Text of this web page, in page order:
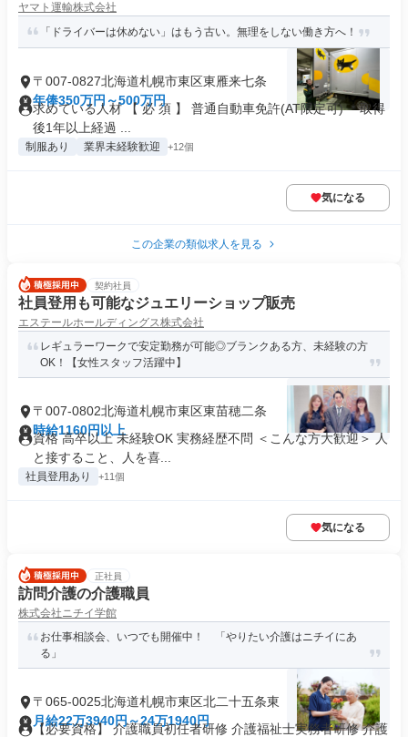
ヤマト運輸株式会社
「ドライバーは休めない」はもう古い。無理をしない働き方へ！
〒007-0827北海道札幌市東区東雁来七条
年俸350万円～500万円
求めている人材 【 必 須 】 普通自動車免許(AT限定可) ＊取得
後1年以上経過 ...
制服あり 業界未経験歓迎 +12個
気になる
この企業の類似求人を見る
契約社員
社員登用も可能なジュエリーショップ販売
エステールホールディングス株式会社
レギュラーワークで安定勤務が可能◎ブランクある方、未経験の方
OK！【女性スタッフ活躍中】
〒007-0802北海道札幌市東区東苗穂二条
時給1160円以上
資格 高卒以上 未経験OK 実務経歴不問 ＜こんな方大歓迎＞ 人
と接すること、人を喜...
社員登用あり +11個
気になる
正社員
訪問介護の介護職員
株式会社ニチイ学館
お仕事相談会、いつでも開催中！ 「やりたい介護はニチイにあ
る」
〒065-0025北海道札幌市東区北二十五条東
月給22万3940円～24万1940円
【必要資格】 介護職員初任者研修 介護福祉士実務者研修 介護